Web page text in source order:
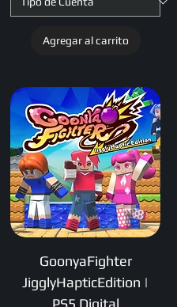
Agregar al carrito
GoonyaFighter
JigglyHapticEdition |
PS5 Digital